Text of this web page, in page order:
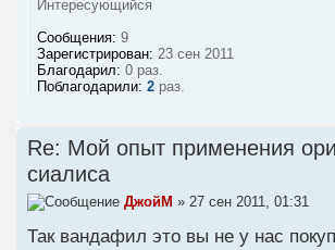
Интересующийся
Сообщения: 9
Зарегистрирован: 23 сен 2011
Благодарил: 0 раз.
Поблагодарили: 2 раз.
Re: Мой опыт применения
сиалиса
ДжойМ » 27 сен 2011, 01:31
Так вандафил это вы не у нас